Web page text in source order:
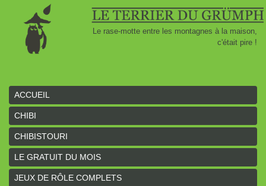
Le rase-motte entre les montagnes à la maison,
c'était pire !
ACCUEIL
CHIBI
CHIBISTOURI
LE GRATUIT DU MOIS
JEUX DE RÔLE COMPLETS